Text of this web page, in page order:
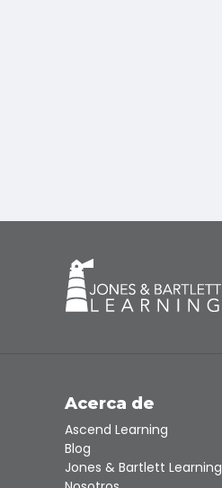
Acerca de
Ascend Learning
Blog
Jones & Bartlett Learning